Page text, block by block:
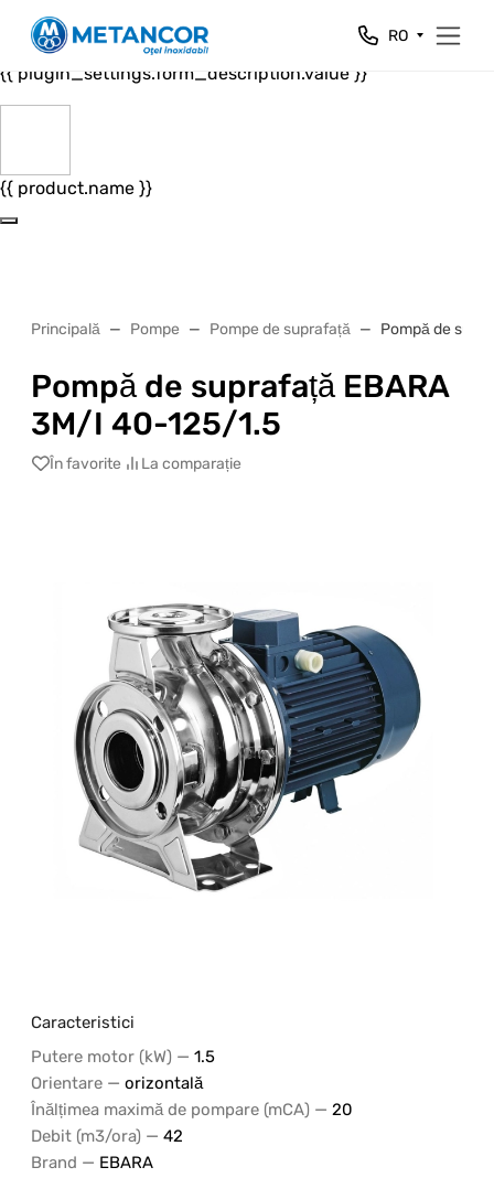
Close
{{ plugin_settings.form_header.value }}
{{ plugin_settings.form_description.value }}
{{ product.name }}
RO
Principală Pompe Pompe de suprafață Pompă de
Pompă de suprafață EBARA
3M/I 40-125/1.5
În favorite La comparație
Caracteristici
Putere motor (kW) — 1.5
Orientare — orizontală
Înălțimea maximă de pompare (mCA) — 20
Debit (m3/ora) — 42
Brand — EBARA